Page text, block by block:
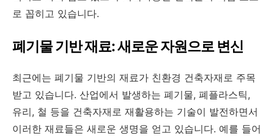
로 꼽히고 있습니다.
폐기물 기반 재료: 새로운 자원으로 변신
최근에는 폐기물 기반의 재료가 친환경 건축자재로 주목
받고 있습니다. 산업에서 발생하는 폐기물, 폐플라스틱,
유리, 철 등을 건축자재로 재활용하는 기술이 발전하면서
이러한 재료들은 새로운 생명을 얻고 있습니다. 예를 들어